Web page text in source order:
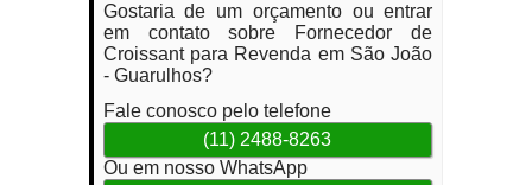
Gostaria de um orçamento ou entrar
em contato sobre Fornecedor de
Croissant para Revenda em São João
- Guarulhos?
Fale conosco pelo telefone
(11) 2488-8263
Ou em nosso WhatsApp